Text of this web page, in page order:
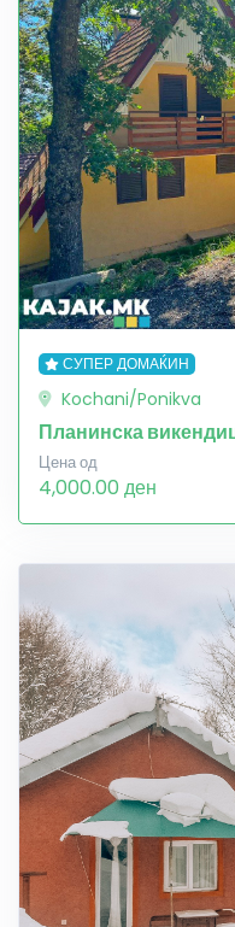
СУПЕР ДОМАЌИН
Kochani/Ponikva
Планинска
Цена од
4,000.00 ден